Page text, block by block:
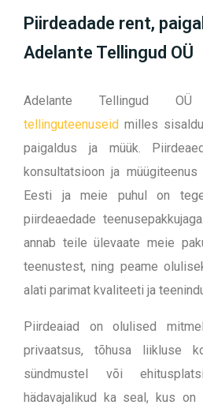
Piirdeadade rent,
Adelante Tellingud OÜ
Adelante Tellingud
tellinguteenuseid milles
paigaldus ja müük.
konsultatsioon ja
Eesti ja meie puhul on
piirdeaedade
annab teile ülevaate meie
teenustest, ning peame
alati parimat kvaliteeti ja
Piirdeaiad on olulised
privaatsus, tõhusa liikluse
sündmustel või
hädavajalikud ka seal, kus